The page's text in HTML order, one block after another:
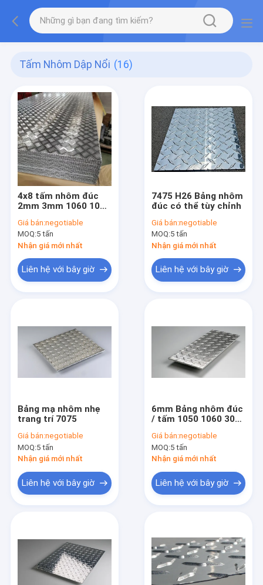
Tấm Nhôm Dập Nổi (16)
4x8 tấm nhôm đúc
2mm 3mm 1060 1050
6061 7075 T6
Giá bán:negotiable
MOQ:5 tấn
Nhận giá mới nhất
Liên hệ với bây giờ
7475 H26 Bảng nhôm
đúc có thể tùy chỉnh
Giá bán:negotiable
MOQ:5 tấn
Nhận giá mới nhất
Liên hệ với bây giờ
Bảng mạ nhôm nhẹ
trang trí 7075
Giá bán:negotiable
MOQ:5 tấn
Nhận giá mới nhất
Liên hệ với bây giờ
6mm Bảng nhôm đúc
/ tấm 1050 1060 3003
kim T6
Giá bán:negotiable
MOQ:5 tấn
Nhận giá mới nhất
Liên hệ với bây giờ